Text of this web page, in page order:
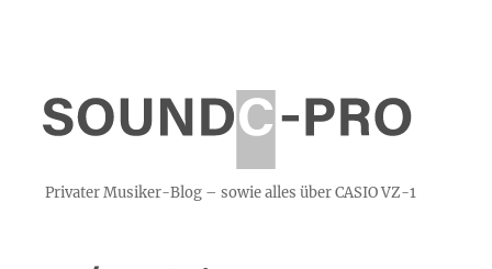
Privater Musiker-Blog – sowie alles über CASIO VZ-1